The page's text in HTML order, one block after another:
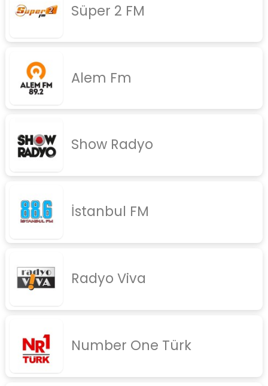
Süper 2 FM
Alem Fm
Show Radyo
İstanbul FM
Radyo Viva
Number One Türk